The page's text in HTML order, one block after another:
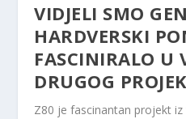
VIDJELI SMO
HARDVERSKI
FASCINIRALO U
DRUGOG
Z80 je fascinantan projekt iz